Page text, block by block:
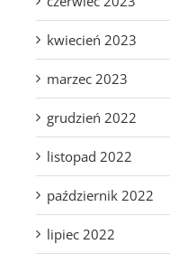
kwiecień 2023
marzec 2023
grudzień 2022
listopad 2022
październik 2022
lipiec 2022